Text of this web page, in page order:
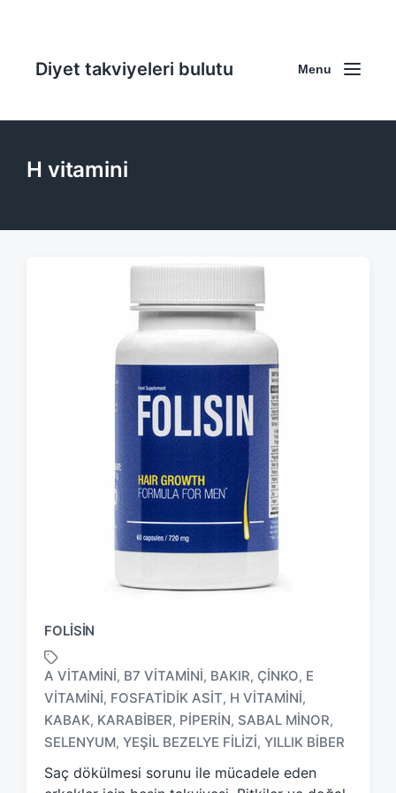
Diyet takviyeleri bulutu Menu
H vitamini
FOLISIN
a
g
g
A VITAMINI, B7 VITAMINI, BAKIR, ÇINKO, E
VITAMINI, FOSFATIDIK ASIT, H VITAMINI,
KABAK, KARABIBER, PIPERIN, SABAL MINOR,
SELENYUM, YEŞIL BEZELYE FILIZI, YILLIK BIBER
Saç dökülmesi sorunu ile mücadele eden